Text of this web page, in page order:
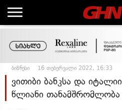
ბიზნესი 16 თებერვალი 2022, 16:33
ვითიბი ბანკსა და
წლიანი